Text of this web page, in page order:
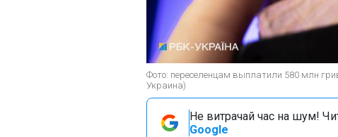
Фото: переселенцам выплатили 580 млн
Украина)
Не витрачай час на шум!
Google